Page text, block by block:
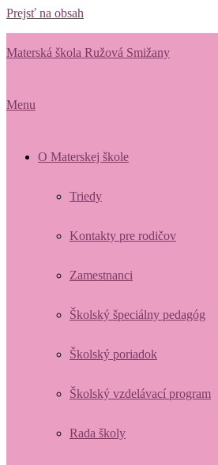
Prejsť na obsah
Materská škola Ružová Smižany
Menu
O Materskej škole
Triedy
Kontakty pre rodičov
Zamestnanci
Školský špeciálny pedagóg
Školský poriadok
Školský vzdelávací program
Rada školy